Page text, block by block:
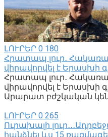
ԼՈՒՐԵՐ 0 180
Հրատապ լուր․
վիրավորվել է Երասխի
Հրատապ լուր․
վիրավորվել է Երասխի
Արարատ բժշկական
ԼՈՒՐԵՐ 0 265
Ուրախալի
հանձնել ևս 15